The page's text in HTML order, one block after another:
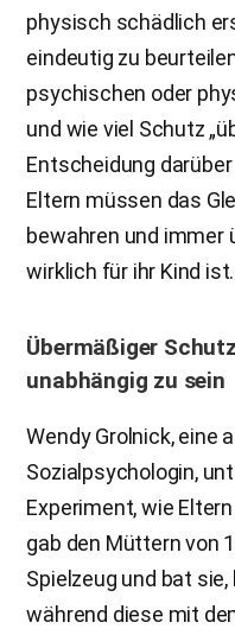
physisch schädlich
eindeutig zu
psychischen oder
und wie viel Schutz
Entscheidung
Eltern müssen das
bewahren und immer
wirklich für ihr Kind ist.
Übermäßiger
unabhängig zu sein
Wendy Grolnick, eine
Sozialpsychologin,
Experiment, wie
gab den Müttern von
Spielzeug und bat sie,
während diese mit